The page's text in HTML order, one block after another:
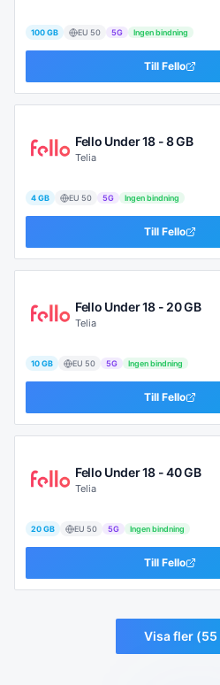
100 GB EU 50 5G Ingen bindning
Till Fello
Fello Under 18 - 8 GB
Telia
4 GB EU 50 5G Ingen bindning
Till Fello
Fello Under 18 - 20 GB
Telia
10 GB EU 50 5G Ingen bindning
Till Fello
Fello Under 18 - 40 GB
Telia
20 GB EU 50 5G Ingen bindning
Till Fello
Visa fler (55